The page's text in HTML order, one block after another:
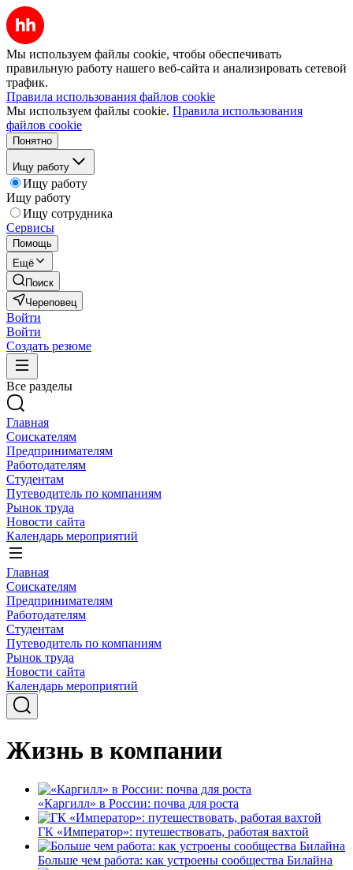
Мы используем файлы cookie, чтобы обеспечивать
правильную работу нашего веб-сайта и анализировать сетевой
трафик.
Правила использования файлов cookie
Мы используем файлы cookie. Правила использования
файлов cookie
Понятно
Ищу работу
Ищу работу
Ищу работу
Ищу сотрудника
Сервисы
Помощь
Ещё
Поиск
Череповец
Войти
Войти
Создать резюме
Все разделы
Главная
Соискателям
Предпринимателям
Работодателям
Студентам
Путеводитель по компаниям
Рынок труда
Новости сайта
Календарь мероприятий
Главная
Соискателям
Предпринимателям
Работодателям
Студентам
Путеводитель по компаниям
Рынок труда
Новости сайта
Календарь мероприятий
Жизнь в компании
«Каргилл» в России: почва для роста
ГК «Император»: путешествовать, работая вахтой
Больше чем работа: как устроены сообщества Билайна